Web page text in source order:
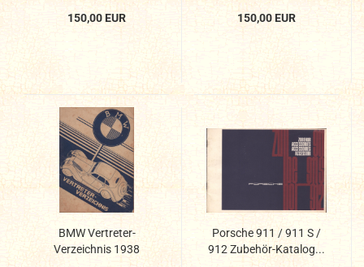
150,00 EUR 150,00 EUR
BMW Vertreter-
Verzeichnis 1938
Porsche 911 / 911 S /
912 Zubehör-Katalog...